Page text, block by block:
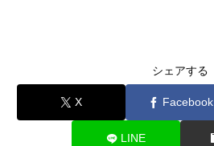
シェアする
X Facebook
LINE